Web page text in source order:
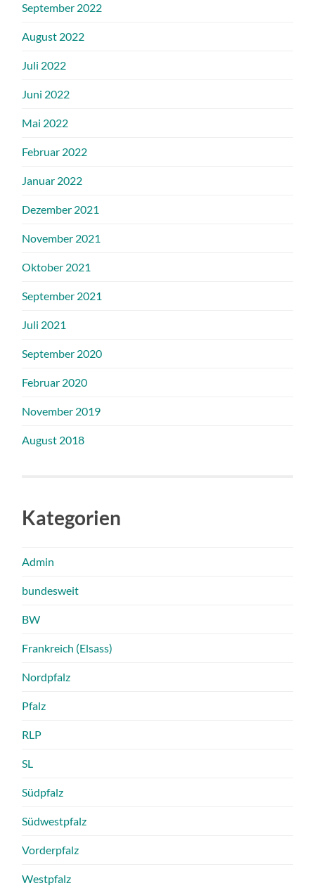
September 2022
August 2022
Juli 2022
Juni 2022
Mai 2022
Februar 2022
Januar 2022
Dezember 2021
November 2021
Oktober 2021
September 2021
Juli 2021
September 2020
Februar 2020
November 2019
August 2018
Kategorien
Admin
bundesweit
BW
Frankreich (Elsass)
Nordpfalz
Pfalz
RLP
SL
Südpfalz
Südwestpfalz
Vorderpfalz
Westpfalz